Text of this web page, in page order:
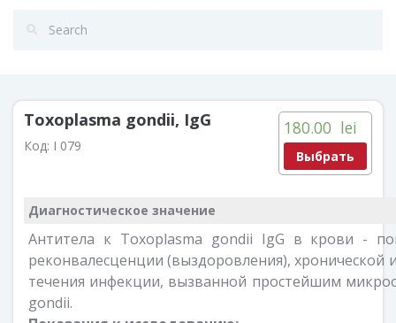
180.00 lei
Выбрать
Toxoplasma gondii, IgG
Код: I 079
Диагностическое значение
Антитела к Toxoplasma gondii IgG в крови -
реконвалесценции (выздоровления),
течения инфекции, вызванной простейшим
gondii.